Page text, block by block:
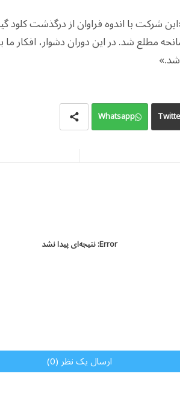
شرکت با اندوه فراوان از درگذشت کلود
مطلع شد. در این دوران دشوار، افکار ما
Whatsapp
Error:نتیجه‌ای پیدا نشد
ارسال یک نظر (0)